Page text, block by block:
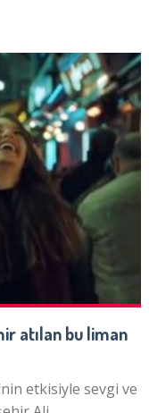
atılan bu liman
etkisiyle sevgi ve